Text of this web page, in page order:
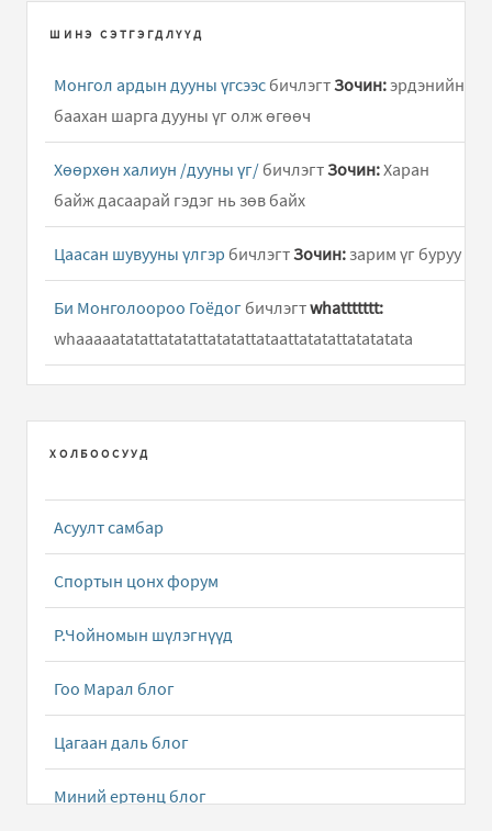
ШИНЭ СЭТГЭГДЛҮҮД
Монгол ардын дууны үгсээс бичлэгтЗочин:эрдэнийн
баахан шарга дууны үг олж өгөөч
Хөөрхөн халиун /дууны үг/ бичлэгтЗочин:Харан
байж дасаарай гэдэг нь зөв байх
Цаасан шувууны үлгэр бичлэгтЗочин: зарим үг буруу
Би Монголоороо Гоёдог бичлэгтwhattttttt:
whaaaaatatattatatattatatattataattatatattatatatata
duuny ug ni dutuu ym
Чимэддорж (зочин):Нэгэн цагт нохой Намдагийн хүү
Төмөрхуяг шиг сайхан залуу ч ховор юм шиг түүн..
Даалууны гуншинбичлэгт
barimaar bolj baih
Даалууны гуншин
ХОЛБООСУУД
Асуулт самбар
Спортын цонх форум
Р.Чойномын шүлэгнүүд
Гоо Марал блог
Цагаан даль блог
Миний ертөнц блог